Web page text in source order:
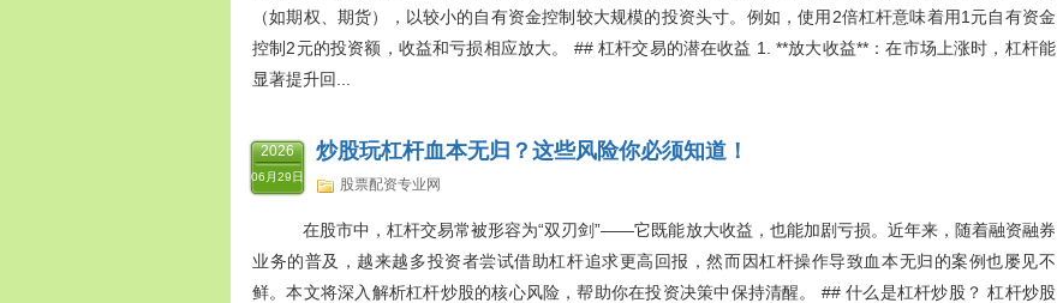
（如期权、期货），以较小的自有资金控制较大规模的投资头寸。例如，使用2倍杠杆意味着用1元自有资金
控制2元的投资额，收益和亏损相应放大。 ## 杠杆交易的潜在收益 1. **放大收益**：在市场上涨时，杠杆能
显著提升回...
2026
06月29日
炒股玩杠杆血本无归？这些风险你必须知道！
股票配资专业网
在股市中，杠杆交易常被形容为“双刃剑”——它既能放大收益，也能加剧亏损。近年来，随着融资融券
业务的普及，越来越多投资者尝试借助杠杆追求更高回报，然而因杠杆操作导致血本无归的案例也屡见不
鲜。本文将深入解析杠杆炒股的核心风险，帮助你在投资决策中保持清醒。 ## 什么是杠杆炒股？ 杠杆炒股